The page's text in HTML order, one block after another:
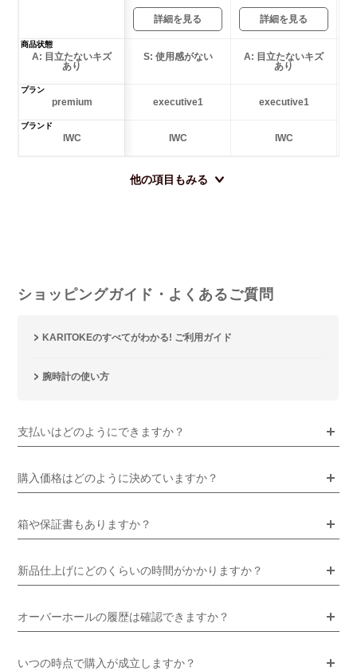
詳細を見る 詳細を見る
商品状態
A: 目立たないキズ
あり
S: 使用感がない
A: 目立たないキズ
あり
プラン
premium executive1 executive1
ブランド
IWC IWC IWC
他の項目もみる
ショッピングガイド・よくあるご質問
KARITOKEのすべてがわかる! ご利用ガイド
腕時計の使い方
支払いはどのようにできますか？
購入価格はどのように決めていますか？
箱や保証書もありますか？
新品仕上げにどのくらいの時間がかかりますか？
オーバーホールの履歴は確認できますか？
いつの時点で購入が成立しますか？